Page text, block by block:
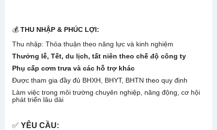
💰 THU NHẬP & PHÚC LỢI:
Thu nhập: Thỏa thuận theo năng lực và kinh nghiệm
Thưởng lễ, Tết, du lịch, tất niên theo chế độ công ty
Phụ cấp cơm trưa và các hỗ trợ khác
Được tham gia đầy đủ BHXH, BHYT, BHTN theo quy định
Làm việc trong môi trường chuyên nghiệp, năng động, cơ hội
phát triển lâu dài
✅ YÊU CẦU: